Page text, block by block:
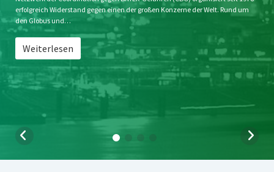
SPENDEN
erfolgreich Widerstand gegen einen der großen Konzerne der Welt. Rund um
den Globus und…
Weiterlesen